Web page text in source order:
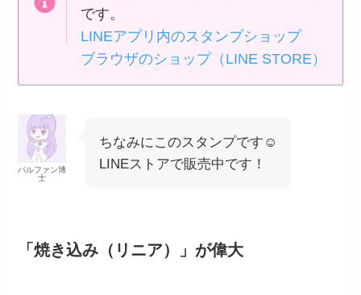
です。
LINEアプリ内のスタンプショップ
ブラウザのショップ（LINE STORE）
パルファン博
士
ちなみにこのスタンプです☺️
LINEストアで販売中です！
「焼き込み（リニア）」が偉大